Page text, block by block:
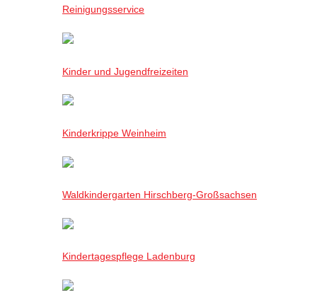
Reinigungsservice
Kinder und Jugendfreizeiten
Kinderkrippe Weinheim
Waldkindergarten Hirschberg-Großsachsen
Kindertagespflege Ladenburg